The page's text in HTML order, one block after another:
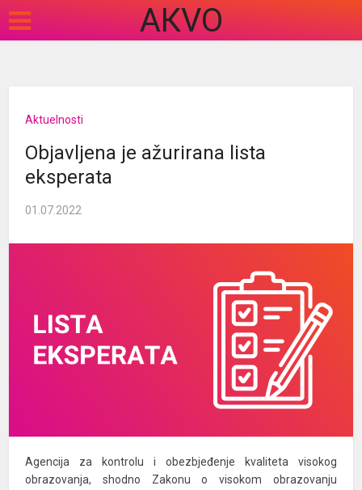
АКVO
Aktuelnosti
Objavljena je ažurirana lista
eksperata
01.07.2022
Agencija za kontrolu i obezbjeđenje kvaliteta visokog
obrazovanja, shodno Zakonu o visokom obrazovanju